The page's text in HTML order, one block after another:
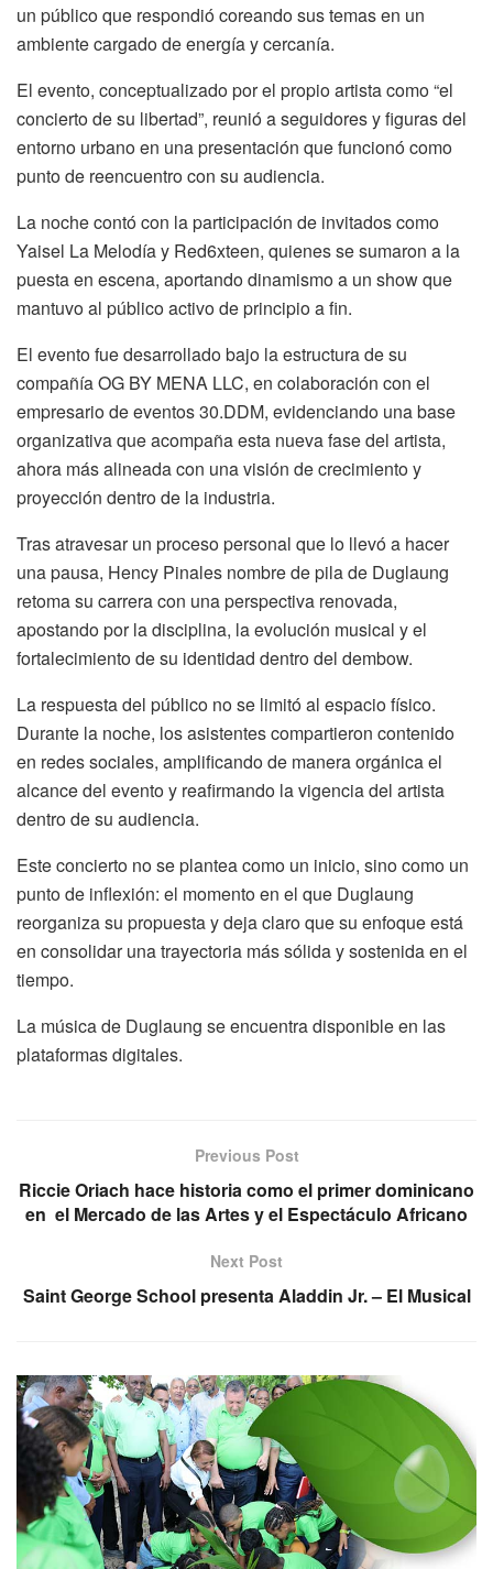
un público que respondió coreando sus temas en un
ambiente cargado de energía y cercanía.
El evento, conceptualizado por el propio artista como “el
concierto de su libertad”, reunió a seguidores y figuras del
entorno urbano en una presentación que funcionó como
punto de reencuentro con su audiencia.
La noche contó con la participación de invitados como
Yaisel La Melodía y Red6xteen, quienes se sumaron a la
puesta en escena, aportando dinamismo a un show que
mantuvo al público activo de principio a fin.
El evento fue desarrollado bajo la estructura de su
compañía OG BY MENA LLC, en colaboración con el
empresario de eventos 30.DDM, evidenciando una base
organizativa que acompaña esta nueva fase del artista,
ahora más alineada con una visión de crecimiento y
proyección dentro de la industria.
Tras atravesar un proceso personal que lo llevó a hacer
una pausa, Hency Pinales nombre de pila de Duglaung
retoma su carrera con una perspectiva renovada,
apostando por la disciplina, la evolución musical y el
fortalecimiento de su identidad dentro del dembow.
La respuesta del público no se limitó al espacio físico.
Durante la noche, los asistentes compartieron contenido
en redes sociales, amplificando de manera orgánica el
alcance del evento y reafirmando la vigencia del artista
dentro de su audiencia.
Este concierto no se plantea como un inicio, sino como un
punto de inflexión: el momento en el que Duglaung
reorganiza su propuesta y deja claro que su enfoque está
en consolidar una trayectoria más sólida y sostenida en el
tiempo.
La música de Duglaung se encuentra disponible en las
plataformas digitales.
Previous Post
Riccie Oriach hace historia como el primer dominicano
en el Mercado de las Artes y el Espectáculo Africano
Next Post
Saint George School presenta Aladdin Jr. – El Musical